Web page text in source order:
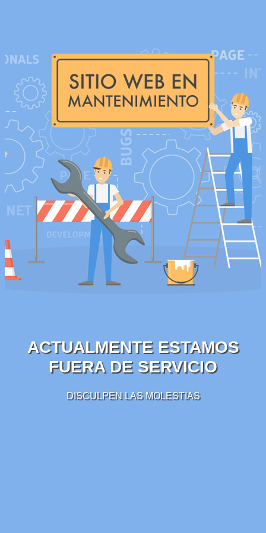
ACTUALMENTE ESTAMOS
FUERA DE SERVICIO
DISCULPEN LAS MOLESTIAS